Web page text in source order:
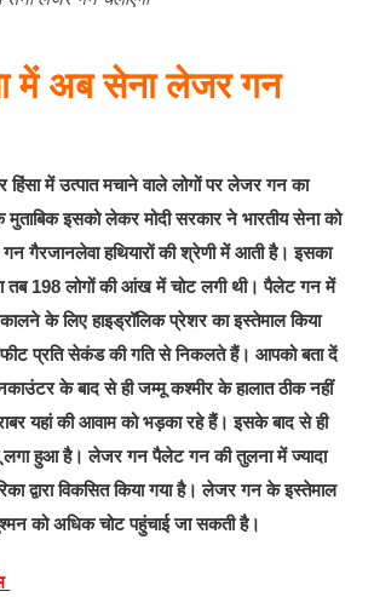
में अब सेना लेजर गन
हिंसा में उत्‍पात मचाने वाले लोगों पर लेजर गन का
इसको लेकर मोदी सरकार ने भारतीय सेना को
गैरजानलेवा हथियारों की श्रेणी में आती है। इसका
तब 198 लोगों की आंख में चोट लगी थी। पैलेट गन में
के लिए हाइड्रॉलिक प्रेशर का इस्तेमाल किया
फीट प्रति सेकंड की गति से निकलते हैं। आपको बता दें
के बाद से ही जम्‍मू कश्‍मीर के हालात ठीक नहीं
यहां की आवाम को भड़का रहे हैं। इसके बाद से ही
लगा हुआ है। लेजर गन पैलेट गन की तुलना में ज्‍यादा
द्वारा विकसित किया गया है। लेजर गन के इस्‍तेमाल
को अधिक चोट पहुंचाई जा सकती है।